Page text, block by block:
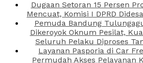
Dugaan Setoran 15 Persen
Mencuat, Komisi I DPRD
Pemuda Bandung
Dikeroyok Oknum Pesilat,
Seluruh Pelaku Diproses
Layanan Pasporia di Car
Permudah Akses Pelayanan